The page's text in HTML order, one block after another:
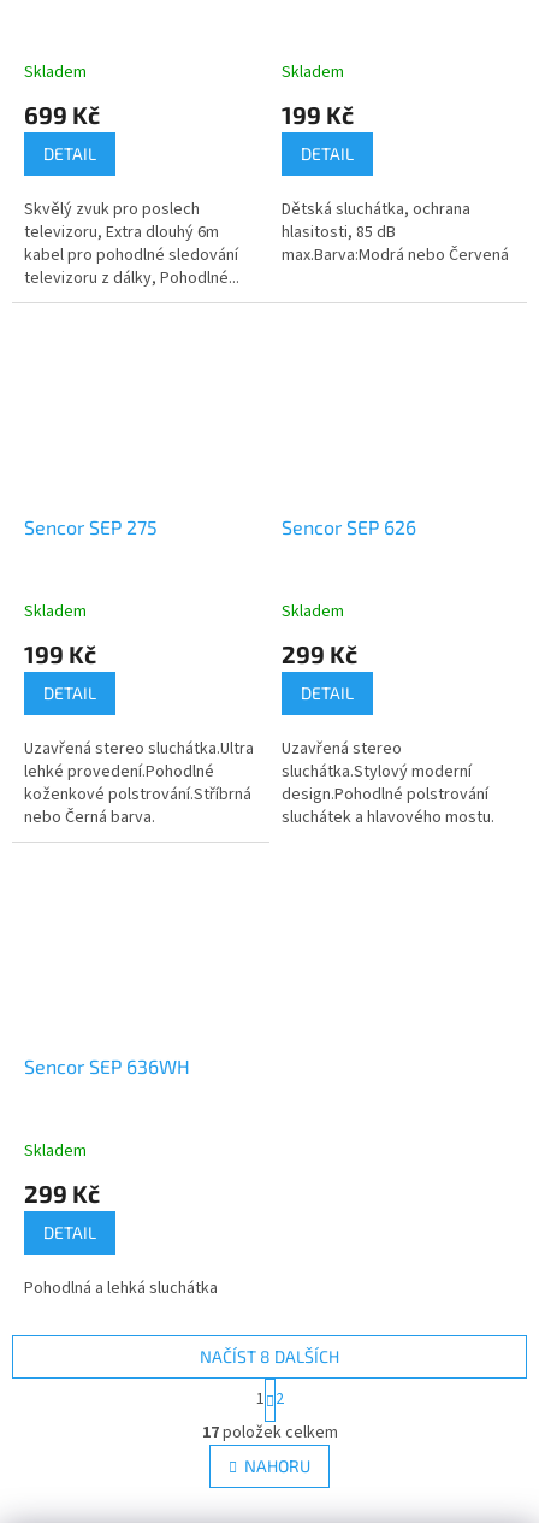
Skladem
699 Kč
DETAIL
Skvělý zvuk pro poslech
televizoru, Extra dlouhý 6m
kabel pro pohodlné sledování
televizoru z dálky, Pohodlné...
Skladem
199 Kč
DETAIL
Dětská sluchátka, ochrana
hlasitosti, 85 dB
max.Barva:Modrá nebo Červená
Sencor SEP 275
Skladem
199 Kč
DETAIL
Uzavřená stereo sluchátka.Ultra
lehké provedení.Pohodlné
koženkové polstrování.Stříbrná
nebo Černá barva.
Sencor SEP 626
Skladem
299 Kč
DETAIL
Uzavřená stereo
sluchátka.Stylový moderní
design.Pohodlné polstrování
sluchátek a hlavového mostu.
Sencor SEP 636WH
Skladem
299 Kč
DETAIL
Pohodlná a lehká sluchátka
O
v
l
á
d
NAČÍST 8 DALŠÍCH
S
t
r
á
n
k
1 2
17položek celkem
NAHORU